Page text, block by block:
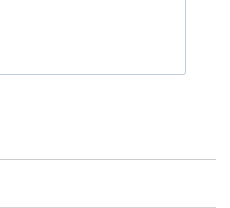
31 S
Aifo 8281 SRM 50